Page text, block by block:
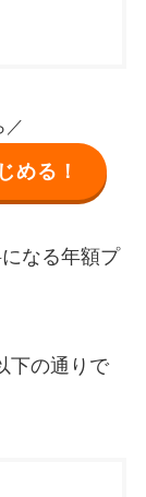
／
める！
なる年額プ
下の通りで